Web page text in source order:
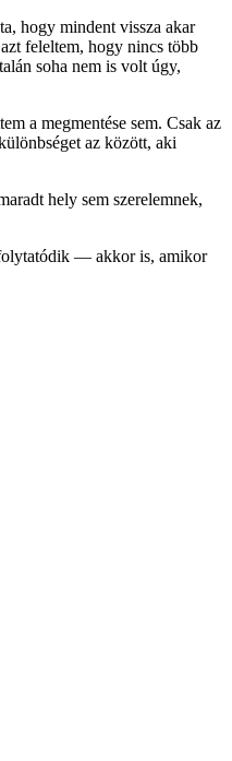
hogy mindent vissza akar
feleltem, hogy nincs több
soha nem is volt úgy,
a megmentése sem. Csak az
az között, aki
hely sem szerelemnek,
— akkor is, amikor